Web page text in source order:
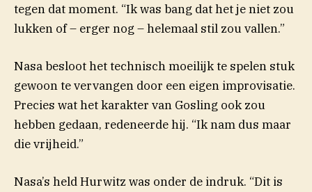
tegen dat moment. “Ik was bang dat het je niet zou
lukken of – erger nog – helemaal stil zou vallen.”
Nasa besloot het technisch moeilijk te spelen stuk
gewoon te vervangen door een eigen improvisatie.
Precies wat het karakter van Gosling ook zou
hebben gedaan, redeneerde hij. “Ik nam dus maar
die vrijheid.”
Nasa’s held Hurwitz was onder de indruk. “Dit is